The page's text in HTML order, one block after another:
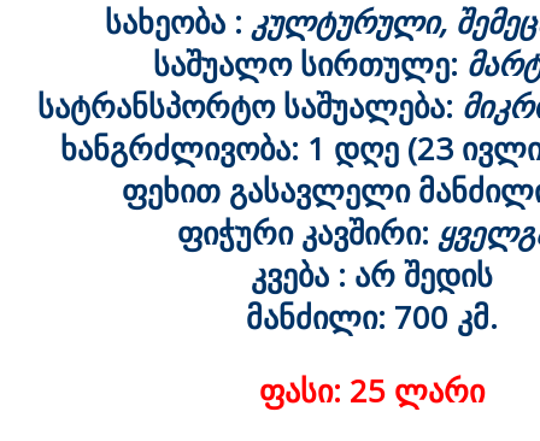
სახეობა : კულტურული,
საშუალო სირთულე:
სატრანსპორტო საშუალება:
ხანგრძლივობა: 1 დღე (23
ფეხით გასავლელი
ფიჭური კავშირი:
კვება : არ შედის
მანძილი: 700 კმ.
ფასი: 25 ლარი